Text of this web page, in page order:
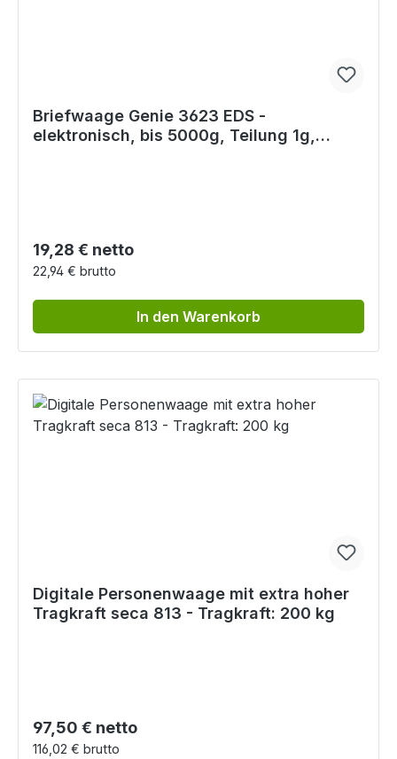
Briefwaage Genie 3623 EDS -
elektronisch, bis 5000g, Teilung 1g,
Regulärer Preis:
19,28 € netto
22,94 € brutto
In den Warenkorb
Digitale Personenwaage mit extra hoher
Tragkraft seca 813 - Tragkraft: 200 kg
Regulärer Preis:
97,50 € netto
116,02 € brutto